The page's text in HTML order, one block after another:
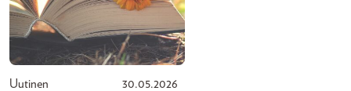
Uutinen 30.05.2026